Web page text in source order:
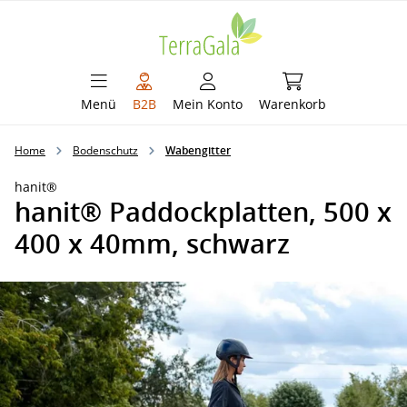
Menü B2B Mein Konto Warenkorb
Warenkorb
Home Bodenschutz Wabengitter
hanit®
hanit® Paddockplatten, 500 x
400 x 40mm, schwarz